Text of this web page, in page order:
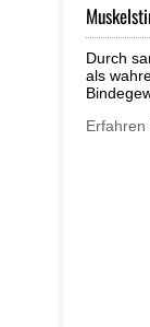
Durch
als
Erfahren